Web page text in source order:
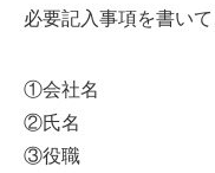
必要記入事項を書い
①会社名
②氏名
③役職